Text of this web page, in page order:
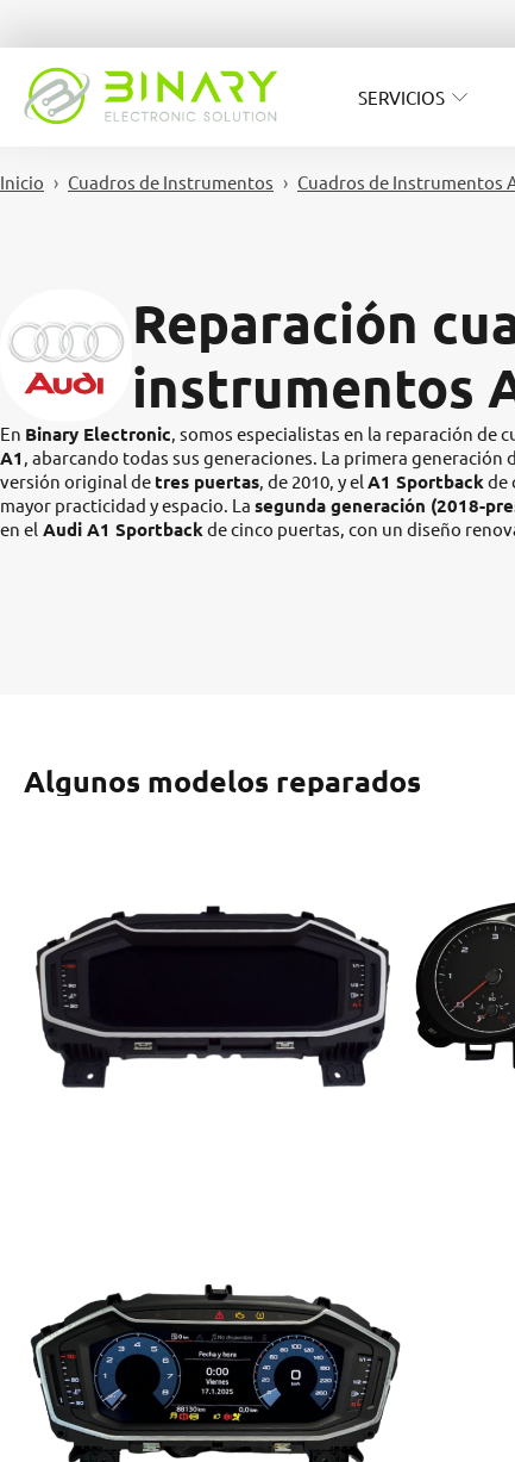
SERVICIOS
Inicio Cuadros de Instrumentos Cuadros de Instrumentos
Reparación
instrumentos
En Binary Electronic, somos especialistas en la reparación de
A1 , abarcando todas sus generaciones. La primera generación
versión original de tres puertas, de 2010, y el A1 Sportbackde
mayor practicidad y espacio. La segunda generación (2018-
en el Audi A1 Sportbackde cinco puertas, con un diseño
Algunos modelos reparados